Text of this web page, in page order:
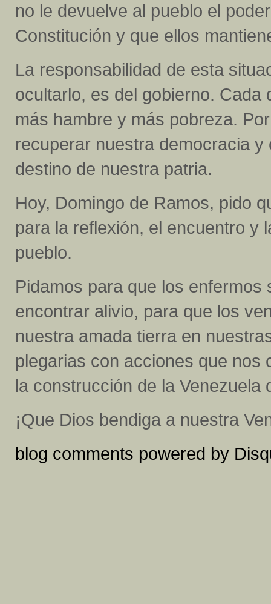
no le devuelve al pueblo el
Constitución y que ellos
La responsabilidad de esta
ocultarlo, es del gobierno.
más hambre y más pobreza.
recuperar nuestra democracia
destino de nuestra patria.
Hoy, Domingo de Ramos, pido
para la reflexión, el encuentro y
pueblo.
Pidamos para que los
encontrar alivio, para que los
nuestra amada tierra en
plegarias con acciones que nos
la construcción de la Venezuela
¡Que Dios bendiga a nuestra
blog comments powered by